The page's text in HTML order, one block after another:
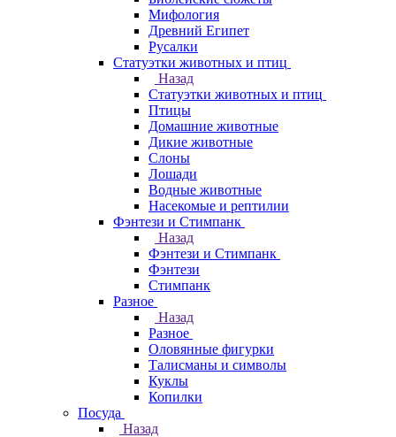
Мифология
Древний Египет
Русалки
Статуэтки животных и птиц
Назад
Статуэтки животных и птиц
Птицы
Домашние животные
Дикие животные
Слоны
Лошади
Водные животные
Насекомые и рептилии
Фэнтези и Стимпанк
Назад
Фэнтези и Стимпанк
Фэнтези
Стимпанк
Разное
Назад
Разное
Оловянные фигурки
Талисманы и символы
Куклы
Копилки
Посуда
Назад